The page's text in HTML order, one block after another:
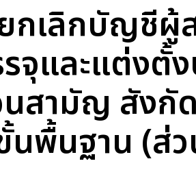
กเลิกบัญชีผู้
จุและแต่งตั้
นสามัญ สังกัด
พื้นฐาน (ส่